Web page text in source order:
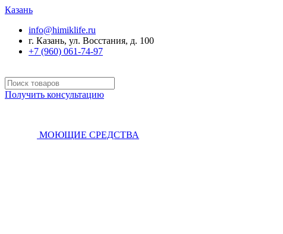
Казань
info@himiklife.ru
г. Казань, ул. Восстания, д. 100
+7 (960) 061-74-97
Получить консультацию
МОЮЩИЕ СРЕДСТВА